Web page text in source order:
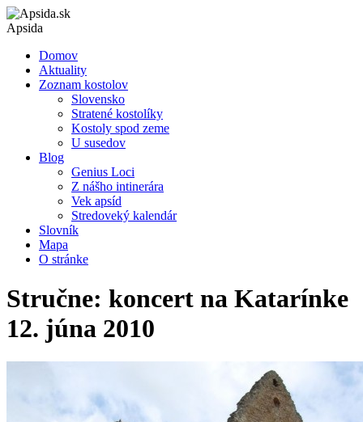
Apsida
Domov
Aktuality
Zoznam kostolov
Slovensko
Stratené kostolíky
Kostoly spod zeme
U susedov
Blog
Genius Loci
Z nášho intinerára
Vek apsíd
Stredoveký kalendár
Slovník
Mapa
O stránke
Stručne: koncert na Katarínke
12. júna 2010